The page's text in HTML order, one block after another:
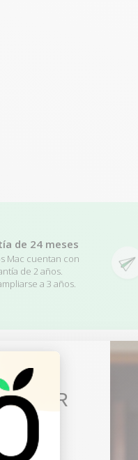
de 24 meses
Mac cuentan con
de 2 años.
a 3 años.
YOUR
discount.